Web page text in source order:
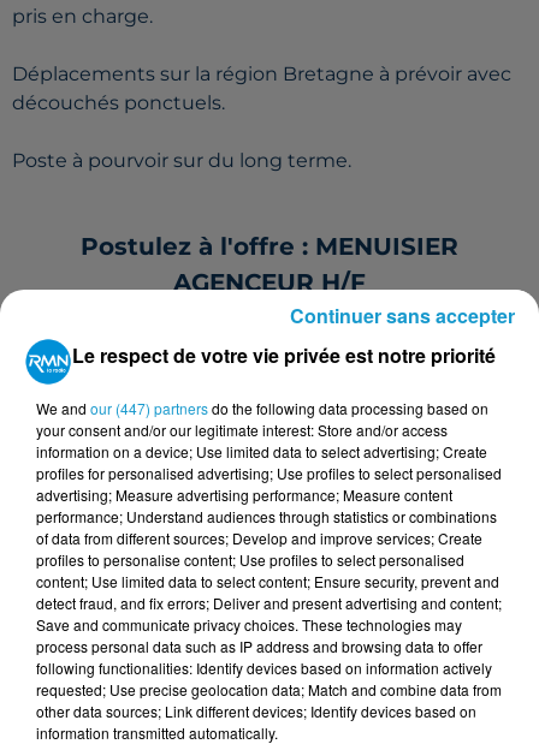
pris en charge.
Déplacements sur la région Bretagne à prévoir avec
découchés ponctuels.
Poste à pourvoir sur du long terme.
Postulez à l'offre : MENUISIER
AGENCEUR H/F
Votre nom *
Votre e-mail*
Votre n° de téléphone*
Le respect de votre vie privée est notre priorité
We and our (447) partnersdo the following data processing based on
your consent and/or our legitimate interest: Store and/or access
information on a device; Use limited data to select advertising; Create
profiles for personalised advertising; Use profiles to select personalised
advertising; Measure advertising performance; Measure content
performance; Understand audiences through statistics or combinations
of data from different sources; Develop and improve services; Create
profiles to personalise content; Use profiles to select personalised
content; Use limited data to select content; Ensure security, prevent and
detect fraud, and fix errors; Deliver and present advertising and content;
Save and communicate privacy choices. These technologies may
process personal data such as IP address and browsing data to offer
following functionalities: Identify devices based on information actively
requested; Use precise geolocation data; Match and combine data from
other data sources; Link different devices; Identify devices based on
information transmitted automatically.
Continuer sans accepter